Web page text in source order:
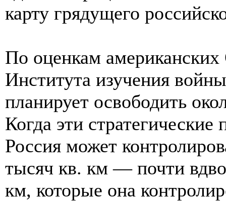
карту грядущего
По оценкам американских
Института изучения
планирует освободить
Когда эти
Россия может
тысяч кв. км — почти
км, которые она